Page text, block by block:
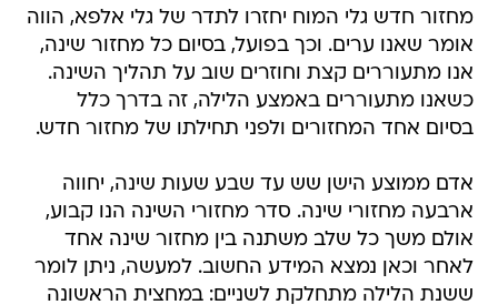
מחזור חדש גלי המוח יחזרו לתדר של גלי אלפא, הווה
אומר שאנו ערים. וכך בפועל, בסיום כל מחזור שינה,
אנו מתעוררים קצת וחוזרים שוב על תהליך השינה.
כשאנו מתעוררים באמצע הלילה, זה בדרך כלל
בסיום אחד המחזורים ולפני תחילתו של מחזור חדש.
אדם ממוצע הישן שש עד שבע שעות שינה, יחווה
ארבעה מחזורי שינה. סדר מחזורי השינה הנו קבוע,
אולם משך כל שלב משתנה בין מחזור שינה אחד
לאחר וכאן נמצא המידע החשוב. למעשה, ניתן לומר
ששנת הלילה מתחלקת לשניים: במחצית הראשונה